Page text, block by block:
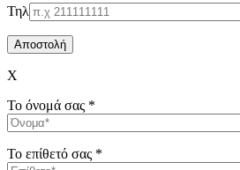
Τηλ
X
Το όνομά σας *
Το επίθετό σας *